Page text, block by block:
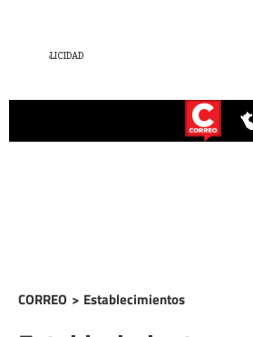
CORREO > Establecimientos